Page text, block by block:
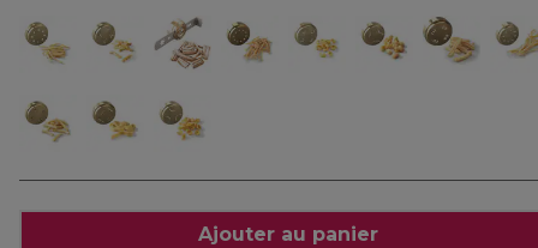
Ajouter au panier